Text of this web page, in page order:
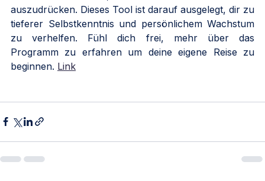
auszudrücken. Dieses Tool ist darauf ausgelegt, dir zu
tieferer Selbstkenntnis und persönlichem Wachstum
zu verhelfen. Fühl dich frei, mehr über das
Programm zu erfahren um deine eigene Reise zu
beginnen. Link